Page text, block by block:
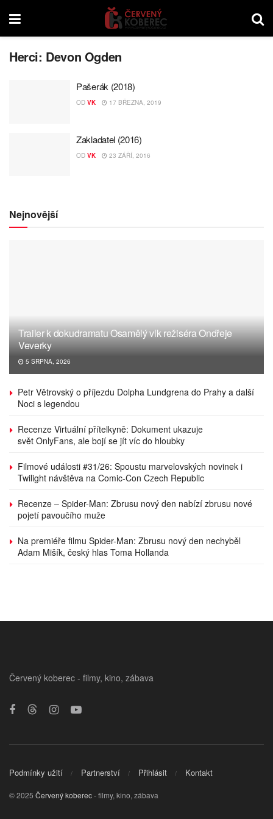
Herci: Devon Ogden
Pašerák (2018)
OD VK 17 BŘEZNA, 2019
Zakladatel (2016)
OD VK 23 ZÁŘÍ, 2016
Nejnovější
Trailer k dokudramatu Osamělý vlk režiséra Ondřeje
Veverky
5 SRPNA, 2026
Petr Větrovský o příjezdu Dolpha Lundgrena do Prahy a další
Noci s legendou
Recenze Virtuální přítelkyně: Dokument ukazuje
svět OnlyFans, ale bojí se jít víc do hloubky
Filmové události #31/26: Spoustu marvelovských novinek i
Twilight návštěva na Comic-Con Czech Republic
Recenze – Spider-Man: Zbrusu nový den nabízí zbrusu nové
pojetí pavoučího muže
Na premiéře filmu Spider-Man: Zbrusu nový den nechyběl
Adam Mišík, český hlas Toma Hollanda
Červený koberec - filmy, kino, zábava
Podmínky užití Partnerství Přihlásit Kontakt
© 2025 Červený koberec- filmy, kino, zábava